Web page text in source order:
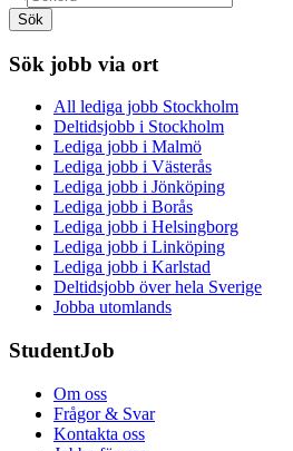
Sök
Sök jobb via ort
All lediga jobb Stockholm
Deltidsjobb i Stockholm
Lediga jobb i Malmö
Lediga jobb i Västerås
Lediga jobb i Jönköping
Lediga jobb i Borås
Lediga jobb i Helsingborg
Lediga jobb i Linköping
Lediga jobb i Karlstad
Deltidsjobb över hela Sverige
Jobba utomlands
StudentJob
Om oss
Frågor & Svar
Kontakta oss